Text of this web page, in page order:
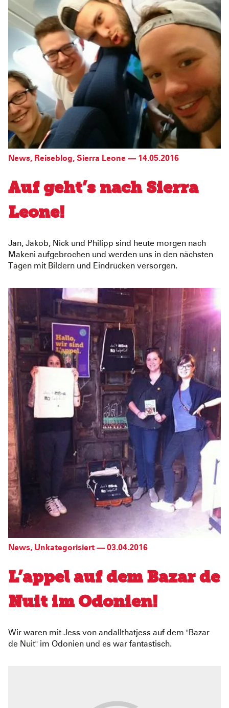
News, Reiseblog, Sierra Leone — 14.05.2016
Auf geht’s nach Sierra
Leone!
Jan, Jakob, Nick und Philipp sind heute morgen nach
Makeni aufgebrochen und werden uns in den nächsten
Tagen mit Bildern und Eindrücken versorgen.
News, Unkategorisiert — 03.04.2016
L’appel auf dem Bazar de
Nuit im Odonien!
Wir waren mit Jess von andallthatjess auf dem "Bazar
de Nuit" im Odonien und es war fantastisch.